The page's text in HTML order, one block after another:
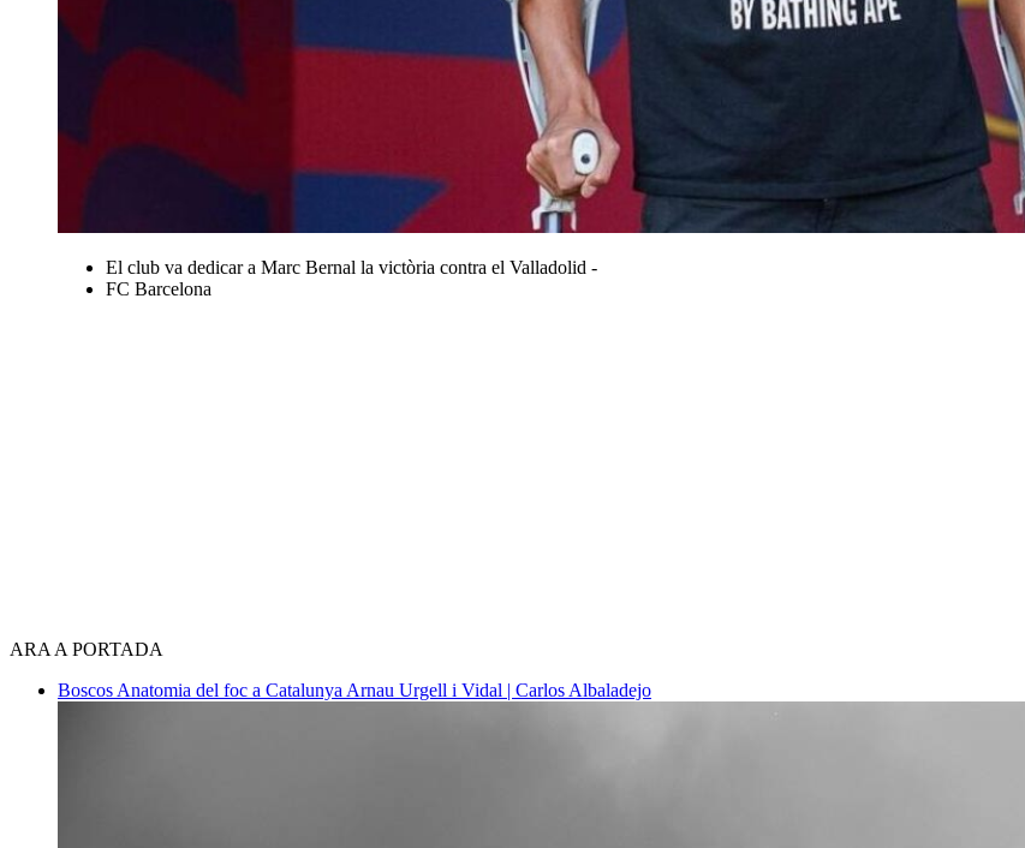
El club va dedicar a Marc Bernal la victòria contra el Valladolid -
FC Barcelona
ARA A PORTADA
Boscos Anatomia del foc a Catalunya Arnau Urgell i Vidal | Carlos Albaladejo